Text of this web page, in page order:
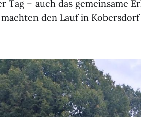
Tag – auch das gemeinsame
den Lauf in